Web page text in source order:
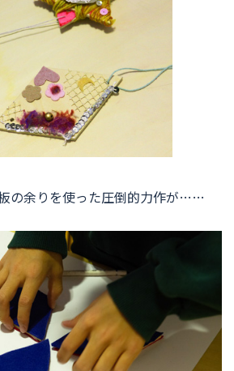
の余りを使った圧倒的力作が……